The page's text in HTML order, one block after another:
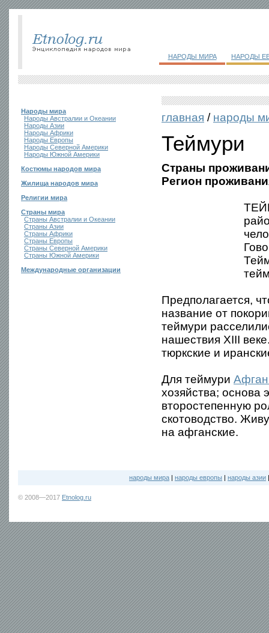
НАРОДЫ МИРА НАРОДЫ
Народы мира
Народы Австралии и Океании
Народы Азии
Народы Африки
Народы Европы
Народы Северной Америки
Народы Южной Америки
Костюмы народов мира
Жилища народов мира
Религии мира
Страны мира
Страны Австралии и Океании
Страны Азии
Страны Африки
Страны Европы
Страны Северной Америки
Страны Южной Америки
Международные организации
главная / народы
Теймури
Страны
Регион
Предполагается,
название от
теймури
нашествия XIII
тюркские и
Для теймури
хозяйства; основа
второстепенную
скотоводство.
на афганские.
народы мира | народы европы | народы азии
© 2008—2017 Etnolog.ru